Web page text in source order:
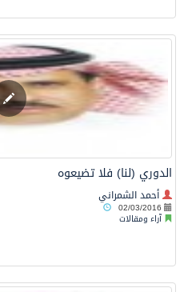
الدوري (لنا) فلا تضيعوه
أحمد الشمراني
02/03/2016
آراء ومقالات